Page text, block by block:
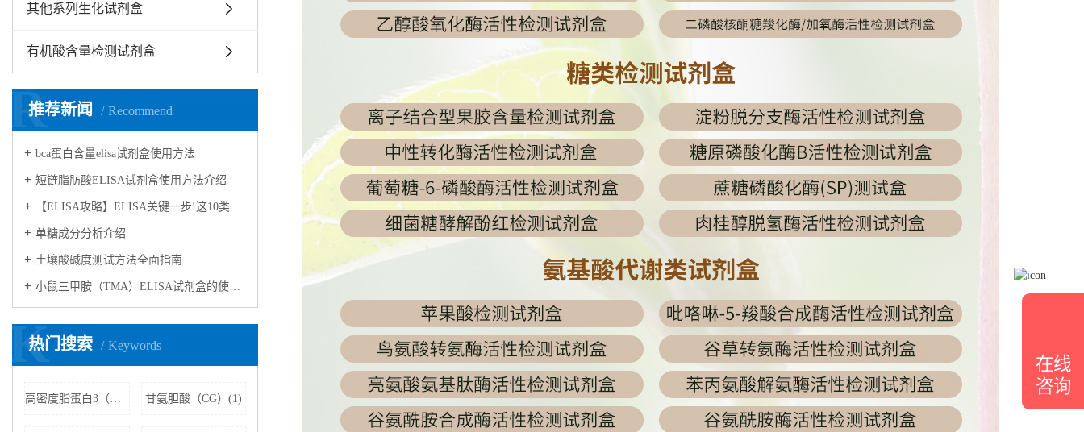
其他系列生化试剂盒
有机酸含量检测试剂盒
推荐新闻 Recommend
R
bca蛋白含量elisa试剂盒使用方法
短链脂肪酸ELISA试剂盒使用方法介绍
【ELISA攻略】ELISA关键一步!这10类样品要如何处理?
​单糖成分分析介绍
​土壤酸碱度测试方法全面指南
小鼠三甲胺（TMA）ELISA试剂盒的使用方法
热门搜索 Keywords
K
高密度脂蛋白3（HDL3）(1) 甘氨胆酸（CG）(1)
在线
咨询